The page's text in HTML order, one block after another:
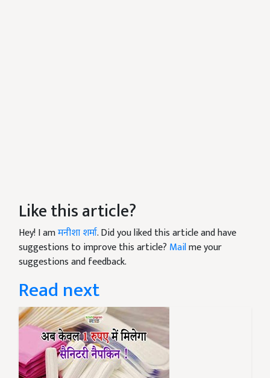
Like this article?
Hey! I amमनीशा शर्मा. Did you liked this article and have
suggestions to improve this article? Mailme your
suggestions and feedback.
Read next